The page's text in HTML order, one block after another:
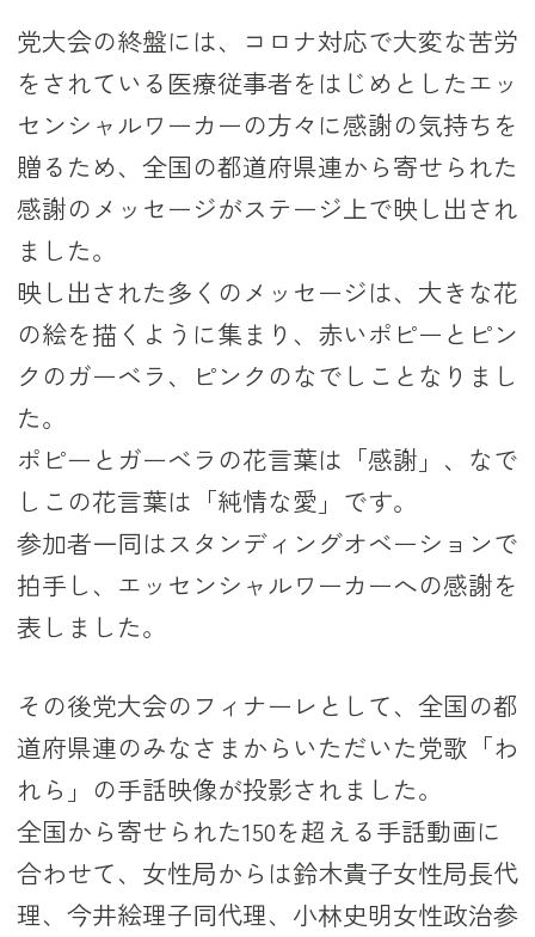
党大会の終盤には、コロナ対応で大変な苦労
をされている医療従事者をはじめとしたエッ
センシャルワーカーの方々に感謝の気持ちを
贈るため、全国の都道府県連から寄せられた
感謝のメッセージがステージ上で映し出され
ました。
映し出された多くのメッセージは、大きな花
の絵を描くように集まり、赤いポピーとピン
クのガーベラ、ピンクのなでしことなりまし
た。
ポピーとガーベラの花言葉は「感謝」、なで
しこの花言葉は「純情な愛」です。
参加者一同はスタンディングオベーションで
拍手し、エッセンシャルワーカーへの感謝を
表しました。
その後党大会のフィナーレとして、全国の都
道府県連のみなさまからいただいた党歌「わ
れら」の手話映像が投影されました。
全国から寄せられた150を超える手話動画に
合わせて、女性局からは鈴木貴子女性局長代
理、今井絵理子同代理、小林史明女性政治参